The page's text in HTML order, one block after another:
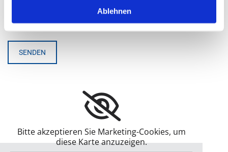
Ablehnen
Bitte akzeptieren Sie Marketing-Cookies, um
diese Karte anzuzeigen.